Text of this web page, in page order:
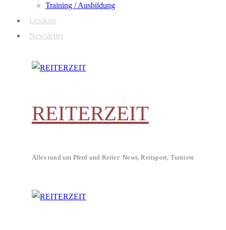
Training / Ausbildung
Lexikon
Newsletter
REITERZEIT
Alles rund um Pferd und Reiter: News, Reitsport, Turniere